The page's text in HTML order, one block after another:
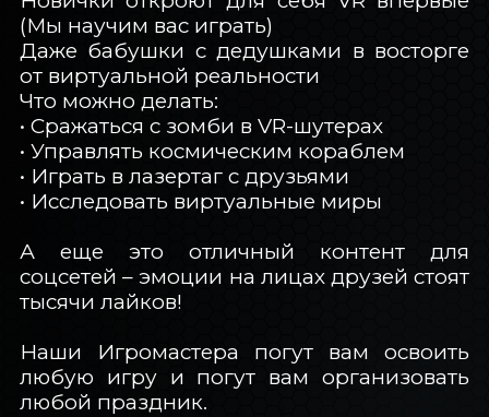
(Мы научим вас играть)
Даже бабушки с дедушками в восторге
от виртуальной реальности
Что можно делать:
• Сражаться с зомби в VR-шутерах
• Управлять космическим кораблем
• Играть в лазертаг с друзьями
• Исследовать виртуальные миры
А еще это отличный контент для
соцсетей – эмоции на лицах друзей стоят
тысячи лайков!
Наши Игромастера погут вам освоить
любую игру и погут вам организовать
любой праздник.